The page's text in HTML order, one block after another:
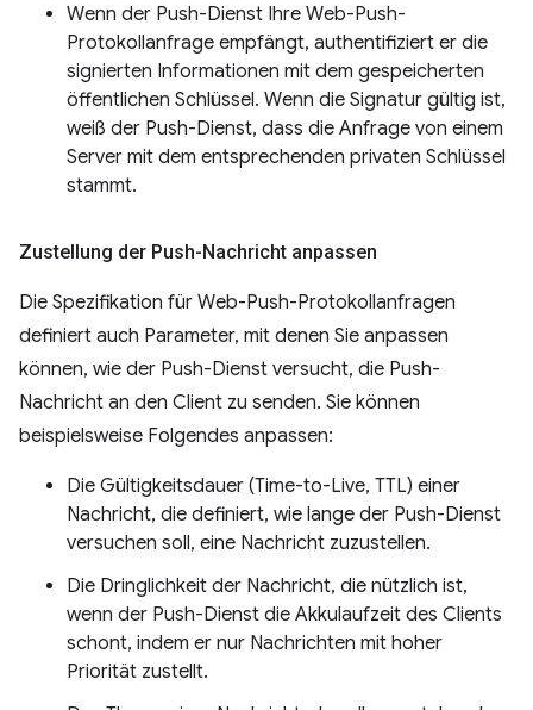
Wenn der Push-Dienst Ihre Web-Push-
Protokollanfrage empfängt, authentifiziert er die
signierten Informationen mit dem gespeicherten
öffentlichen Schlüssel. Wenn die Signatur gültig ist,
weiß der Push-Dienst, dass die Anfrage von einem
Server mit dem entsprechenden privaten Schlüssel
stammt.
Zustellung der Push-Nachricht anpassen
Die Spezifikation für Web-Push-Protokollanfragen
definiert auch Parameter, mit denen Sie anpassen
können, wie der Push-Dienst versucht, die Push-
Nachricht an den Client zu senden. Sie können
beispielsweise Folgendes anpassen:
Die Gültigkeitsdauer (Time-to-Live, TTL) einer
Nachricht, die definiert, wie lange der Push-Dienst
versuchen soll, eine Nachricht zuzustellen.
Die Dringlichkeit der Nachricht, die nützlich ist,
wenn der Push-Dienst die Akkulaufzeit des Clients
schont, indem er nur Nachrichten mit hoher
Priorität zustellt.